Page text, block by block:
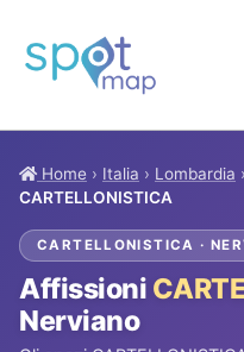
Home › Italia › Lombardia ›
CARTELLONISTICA
CARTELLONISTICA ·
Affissioni
Nerviano